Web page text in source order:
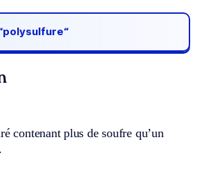
contenant plus de soufre qu’un